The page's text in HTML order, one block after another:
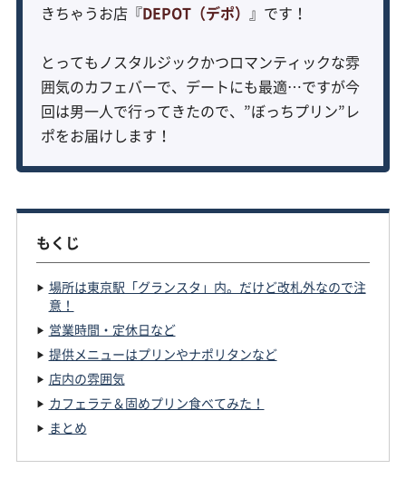
きちゃうお店『DEPOT（デポ） 』です！
とってもノスタルジックかつロマンティックな雰
囲気のカフェバーで、デートにも最適…ですが今
回は男一人で行ってきたので、”ぼっちプリン”レ
ポをお届けします！
もくじ
場所は東京駅「グランスタ」内。だけど改札外なので注
意！
営業時間・定休日など
提供メニューはプリンやナポリタンなど
店内の雰囲気
カフェラテ＆固めプリン食べてみた！
まとめ